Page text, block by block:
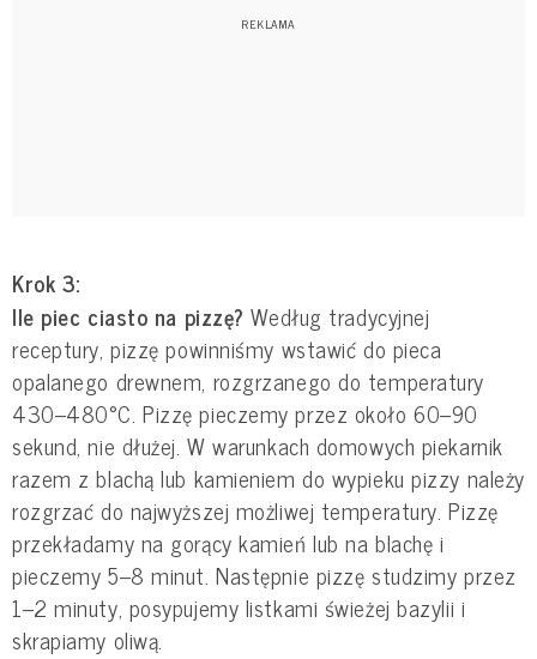
Krok 3:
Ile piec ciasto na pizzę?Według tradycyjnej
receptury, pizzę powinniśmy wstawić do pieca
opalanego drewnem, rozgrzanego do temperatury
430–480°C. Pizzę pieczemy przez około 60–90
sekund, nie dłużej. W warunkach domowych piekarnik
razem z blachą lub kamieniem do wypieku pizzy należy
rozgrzać do najwyższej możliwej temperatury. Pizzę
przekładamy na gorący kamień lub na blachę i
pieczemy 5–8 minut. Następnie pizzę studzimy przez
1–2 minuty, posypujemy listkami świeżej bazylii i
skrapiamy oliwą.